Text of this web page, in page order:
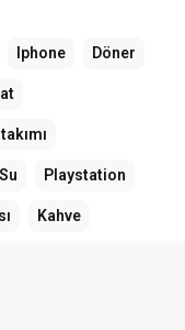
Iphone Döner
Su Playstation
Kahve